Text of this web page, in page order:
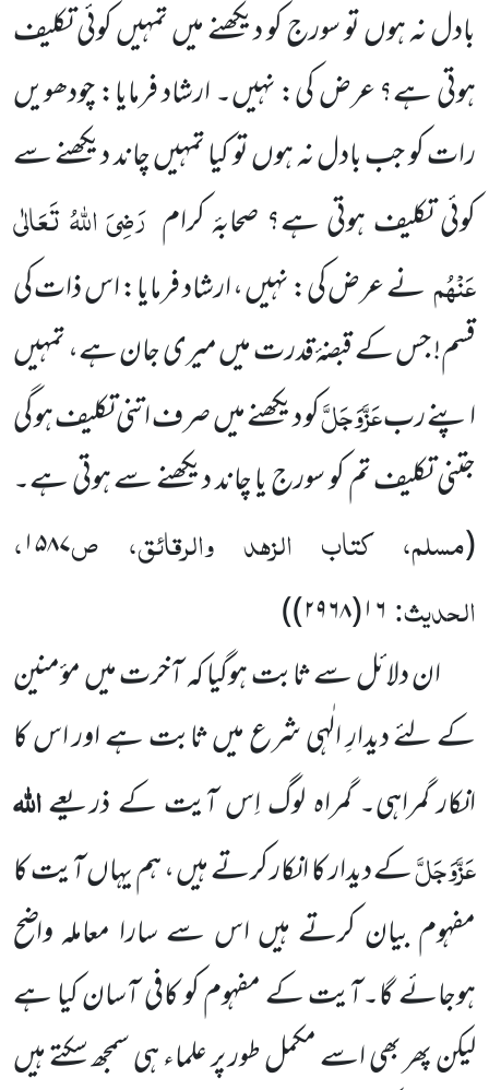
بادل نہ ہوں تو سورج کو دیکھنے میں تمہیں کوئی تکلیف
ہوتی ہے؟ عرض کی: نہیں۔ ارشاد فرمایا: چودھویں
رات کو جب بادل نہ ہوں تو کیا تمہیں چاند دیکھنے سے
کوئی تکلیف ہوتی ہے؟ صحابۂ کرام رَضِیَ اللہُ تَعَالٰی
عَنْہُمنے عرض کی: نہیں ، ارشاد فرمایا: اس ذات کی
قسم! جس کے قبضۂ قدرت میں میری جان ہے، تمہیں
اپنے ربعَزَّوَجَلَّکو دیکھنے میں صرف اتنی تکلیف ہو گی
جتنی تکلیف تم کو سورج یا چاند دیکھنے سے ہوتی ہے۔
(مسلم، کتاب الزہد والرقائق، ص۱۵۸۷،
الحدیث: ۱۶(۲۹۶۸))
ان دلائل سے ثابت ہوگیا کہ آخرت میں مؤمنین
کے لئے دیدارِ الٰہی شرع میں ثابت ہے اور اس کا
انکار گمراہی۔ گمراہ لوگ اِس آیت کے ذریعےاللہ
عَزَّوَجَلَّکے دیدار کا انکار کرتے ہیں ، ہم یہاں آیت کا
مفہوم بیان کرتے ہیں اس سے سارا معاملہ واضح
ہوجائے گا۔آیت کے مفہوم کو کافی آسان کیا ہے
لیکن پھر بھی اسے مکمل طور پر علماء ہی سمجھ سکتے ہیں